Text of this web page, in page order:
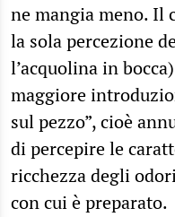
ne mangia meno. Il
la sola percezione
l’acquolina in
maggiore
sul pezzo”, cioè
di percepire le
ricchezza degli
con cui è preparato.